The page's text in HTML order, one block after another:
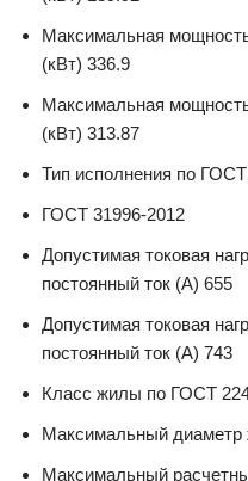
Максимальная
(кВт) 336.9
Максимальная
(кВт) 313.87
Тип исполнения по
ГОСТ 31996-2012
Допустимая токовая
постоянный ток (А) 655
Допустимая токовая
постоянный ток (А) 743
Класс жилы по ГОСТ
Максимальный
Максимальный